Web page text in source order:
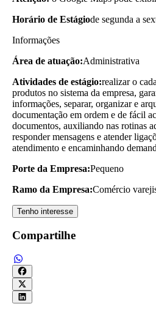
Horário de Estágiode segunda a
Informações
Área de atuação:Administrativa
Atividades de estágio:realizar o
produtos no sistema da empresa,
informações, separar, organizar e
documentação em ordem e de fácil
documentos, auxiliando nas rotinas
responder mensagens e atender
atendimento e encaminhando
Porte da Empresa:Pequeno
Ramo da Empresa:Comércio
Tenho interesse
Compartilhe